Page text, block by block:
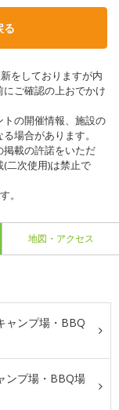
る
をしておりますが内
ご確認の上おでかけ
の開催情報、施設の
場合があります。
載の許諾をいただ
二次使用)は禁止で
。
地図・アクセス
ャンプ場・BBQ
ンプ場・BBQ場